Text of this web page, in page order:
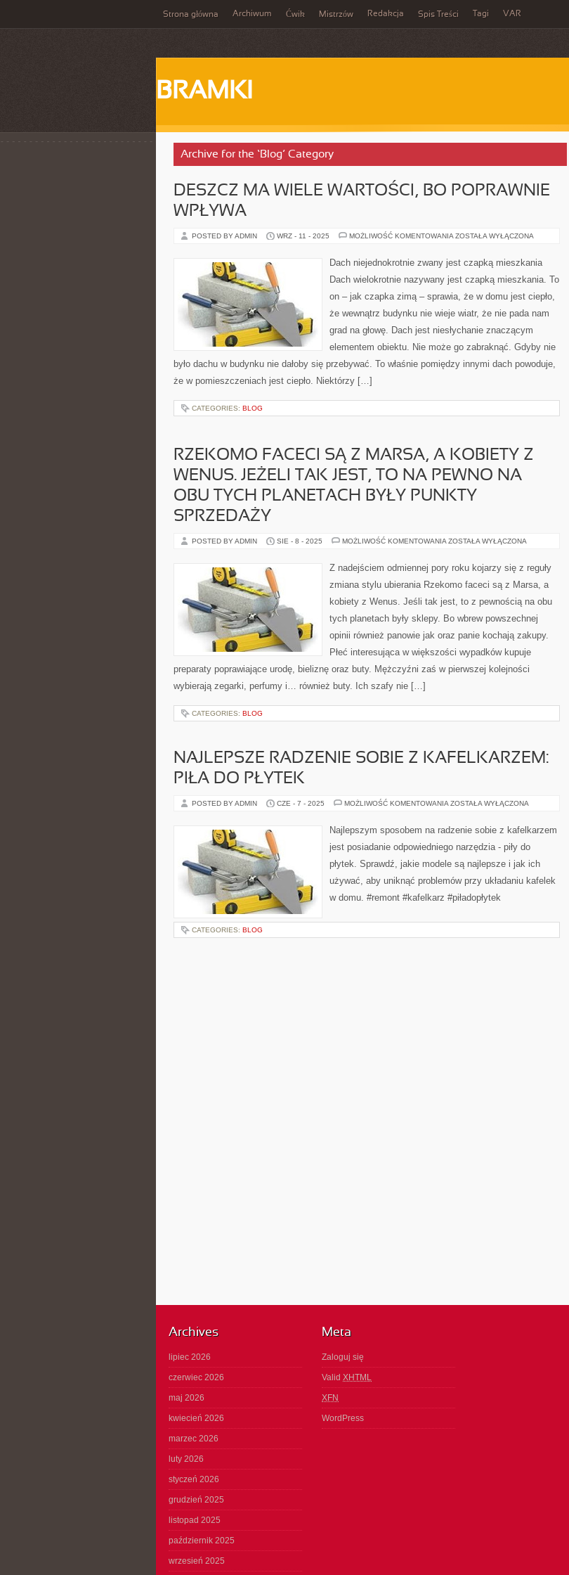
Strona główna Archiwum Ćwik Mistrzów Redakcja Spis Treści Tagi VAR
BRAMKI
Archive for the ‘Blog’ Category
DESZCZ MA WIELE WARTOŚCI, BO POPRAWNIE
WPŁYWA
POSTED BY ADMIN WRZ - 11 - 2025 MOŻLIWOŚĆ KOMENTOWANIA DESZCZ
WARTOŚCI,
BO
WPŁYWA
ZOSTAŁA WYŁĄCZONA
Dach niejednokrotnie zwany jest czapką mieszkania
Dach wielokrotnie nazywany jest czapką mieszkania. To
on – jak czapka zimą – sprawia, że w domu jest ciepło,
że wewnątrz budynku nie wieje wiatr, że nie pada nam
grad na głowę. Dach jest niesłychanie znaczącym
elementem obiektu. Nie może go zabraknąć. Gdyby nie
było dachu w budynku nie dałoby się przebywać. To właśnie pomiędzy innymi dach powoduje,
że w pomieszczeniach jest ciepło. Niektórzy […]
CATEGORIES: BLOG
RZEKOMO FACECI SĄ Z MARSA, A KOBIETY Z
WENUS. JEŻELI TAK JEST, TO NA PEWNO NA
OBU TYCH PLANETACH BYŁY PUNKTY
SPRZEDAŻY
POSTED BY ADMIN SIE - 8 - 2025 MOŻLIWOŚĆ KOMENTOWANIA RZEKOMO
MARSA,
KOBIETY
WENUS.
TAK
TO
NA
PEWNO
NA
OBU
TYCH
ZOSTAŁA WYŁĄCZONA
Z nadejściem odmiennej pory roku kojarzy się z reguły
zmiana stylu ubierania Rzekomo faceci są z Marsa, a
kobiety z Wenus. Jeśli tak jest, to z pewnością na obu
tych planetach były sklepy. Bo wbrew powszechnej
opinii również panowie jak oraz panie kochają zakupy.
Płeć interesująca w większości wypadków kupuje
preparaty poprawiające urodę, bieliznę oraz buty. Mężczyźni zaś w pierwszej kolejności
wybierają zegarki, perfumy i… również buty. Ich szafy nie […]
CATEGORIES: BLOG
NAJLEPSZE RADZENIE SOBIE Z KAFELKARZEM:
PIŁA DO PŁYTEK
POSTED BY ADMIN CZE - 7 - 2025 MOŻLIWOŚĆ KOMENTOWANIA NAJLEPSZE
Z
KAFELKARZEM:
DO
ZOSTAŁA WYŁĄCZONA
Najlepszym sposobem na radzenie sobie z kafelkarzem
jest posiadanie odpowiedniego narzędzia - piły do
płytek. Sprawdź, jakie modele są najlepsze i jak ich
używać, aby uniknąć problemów przy układaniu kafelek
w domu. #remont #kafelkarz #piładopłytek
CATEGORIES: BLOG
Archives
lipiec 2026
czerwiec 2026
maj 2026
kwiecień 2026
marzec 2026
luty 2026
styczeń 2026
grudzień 2025
listopad 2025
październik 2025
wrzesień 2025
Meta
Zaloguj się
Valid XHTML
XFN
WordPress